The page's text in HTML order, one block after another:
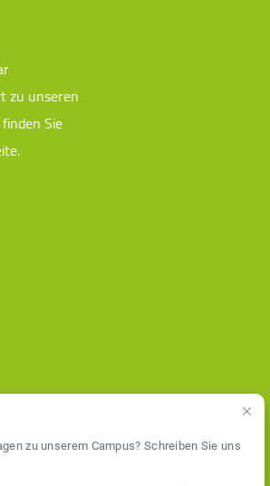
zu unseren
Sie
zu unserem Campus? Schreiben Sie uns